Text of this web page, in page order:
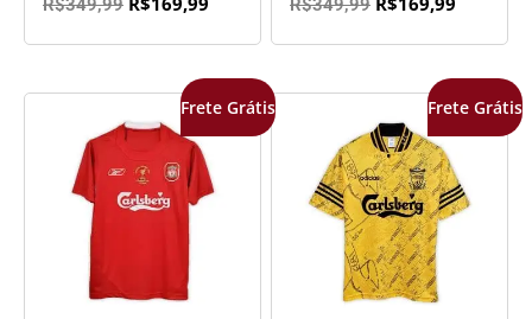
R$349,99 R$349,99
Frete Grátis
preço
original
era:
R$349,99.
O
é:
R$169,99.
Frete Grátis
preço
original
era:
R$349,99.
O
é: